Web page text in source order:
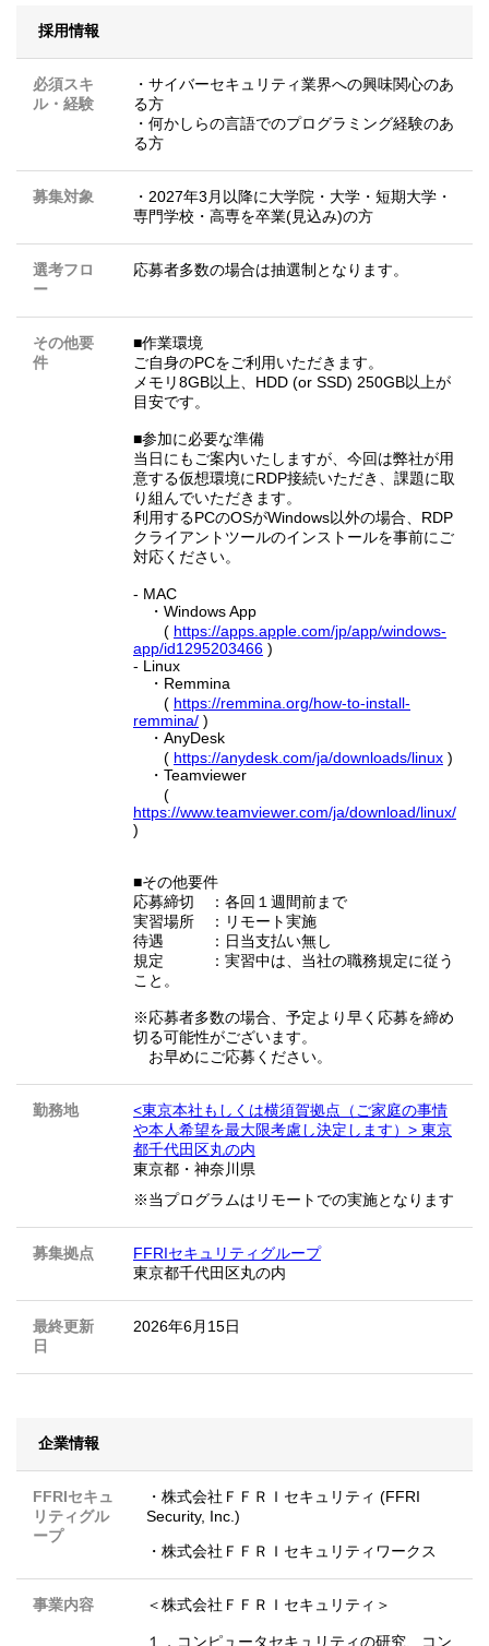
採用情報
必須スキ
ル・経験
・サイバーセキュリティ業界への興味関心のあ
る方
・何かしらの言語でのプログラミング経験のあ
る方
募集対象
・2027年3月以降に大学院・大学・短期大学・
専門学校・高専を卒業(見込み)の方
選考フロ
ー
応募者多数の場合は抽選制となります。
その他要
件
■作業環境
ご自身のPCをご利用いただきます。
メモリ8GB以上、HDD (or SSD) 250GB以上が
目安です。
■参加に必要な準備
当日にもご案内いたしますが、今回は弊社が用
意する仮想環境にRDP接続いただき、課題に取
り組んでいただきます。
利用するPCのOSがWindows以外の場合、RDP
クライアントツールのインストールを事前にご
対応ください。
- MAC
・Windows App
( https://apps.apple.com/jp/app/windows-
app/id1295203466 )
- Linux
・Remmina
( https://remmina.org/how-to-install-
remmina/ )
・AnyDesk
( https://anydesk.com/ja/downloads/linux )
・Teamviewer
(
https://www.teamviewer.com/ja/download/linux/
)
■その他要件
応募締切 ：各回１週間前まで
実習場所 ：リモート実施
待遇 ：日当支払い無し
規定 ：実習中は、当社の職務規定に従う
こと。
※応募者多数の場合、予定より早く応募を締め
切る可能性がございます。
お早めにご応募ください。
勤務地
<東京本社もしくは横須賀拠点（ご家庭の事情
や本人希望を最大限考慮し決定します）> 東京
都千代田区丸の内
東京都 ・ 神奈川県
※当プログラムはリモートでの実施となります
募集拠点
FFRIセキュリティグループ
東京都千代田区丸の内
最終更新
日
2026年6月15日
企業情報
FFRIセキュ
リティグル
ープ
・株式会社ＦＦＲＩセキュリティ (FFRI
Security, Inc.)
・株式会社ＦＦＲＩセキュリティワークス
事業内容 ＜株式会社ＦＦＲＩセキュリティ＞
１，コンピュータセキュリティの研究、コン